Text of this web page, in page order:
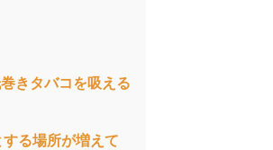
きタバコを吸える
する場所が増えて